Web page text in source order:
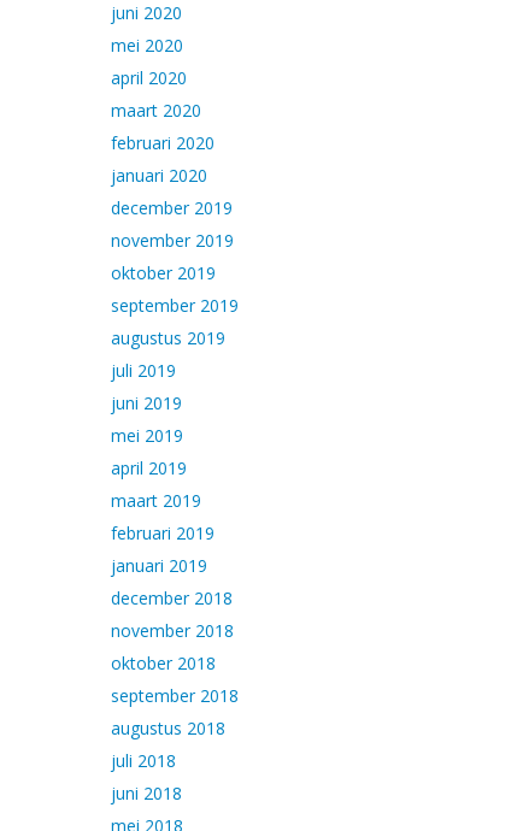
juni 2020
mei 2020
april 2020
maart 2020
februari 2020
januari 2020
december 2019
november 2019
oktober 2019
september 2019
augustus 2019
juli 2019
juni 2019
mei 2019
april 2019
maart 2019
februari 2019
januari 2019
december 2018
november 2018
oktober 2018
september 2018
augustus 2018
juli 2018
juni 2018
mei 2018